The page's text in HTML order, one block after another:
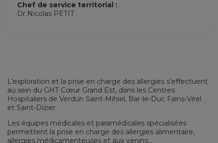
Chef de service territorial :
Dr Nicolas PETIT
L’exploration et la prise en charge des allergies s’effectuent
au sein du GHT Cœur Grand Est, dans les Centres
Hospitaliers de Verdun Saint-Mihiel, Bar-le-Duc Fains-Véel
et Saint-Dizier.
Les équipes médicales et paramédicales spécialisées
permettent la prise en charge des allergies alimentaire,
allergies médicamenteuses et aux venins…